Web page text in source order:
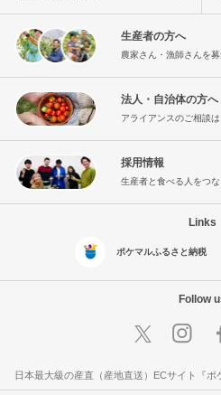
生産者の方へ
農家さん・漁師さんを
法人・自治体の方へ
アライアンスのご相談
採用情報
生産者と食べる人をつ
Links
ポケマルふるさと納税
Follow
日本最大級の産直（産地直送）ECサイト『ポ